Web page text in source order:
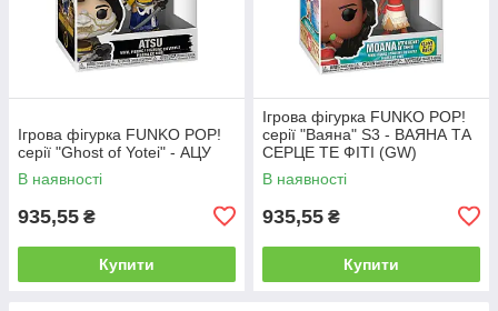
Ігрова фігурка FUNKO POP!
серії "Ghost of Yotei" - АЦУ
В наявності
935,55 ₴
Купити
Ігрова фігурка FUNKO POP!
серії "Ваяна" S3 - ВАЯНА ТА
СЕРЦЕ ТЕ ФІТІ (GW)
В наявності
935,55 ₴
Купити